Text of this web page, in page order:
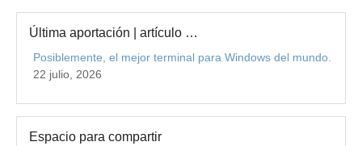
Última aportación | artículo …
Posiblemente, el mejor terminal para Windows del mundo.
22 julio, 2026
Espacio para compartir